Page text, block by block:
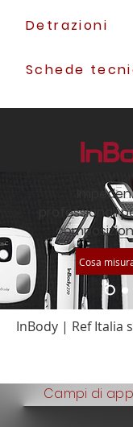
Detrazioni
Schede
professionali
Cosa
InBody | Ref Italia
Campi di